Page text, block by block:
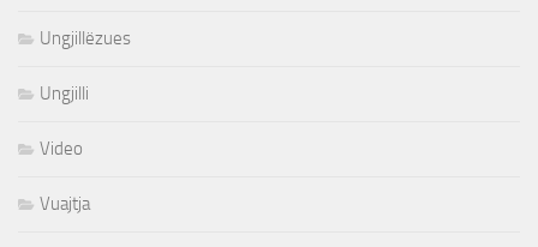
Ungjillëzues
Ungjilli
Video
Vuajtja